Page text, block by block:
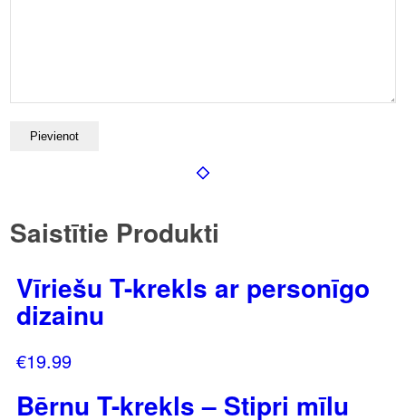
Saistītie Produkti
Vīriešu T-krekls ar personīgo
dizainu
€19.99
Bērnu T-krekls – Stipri mīlu